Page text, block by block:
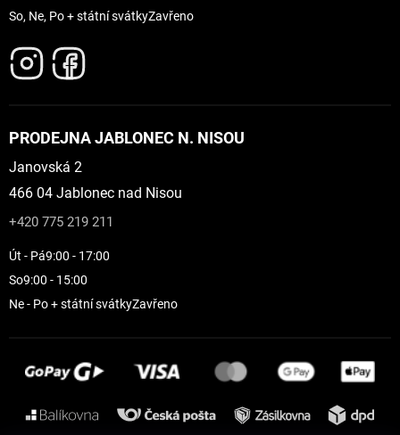
So, Ne, Po + státní svátkyZavřeno
PRODEJNA JABLONEC N. NISOU
Janovská 2
466 04 Jablonec nad Nisou
+420 775 219 211
Út - Pá9:00 - 17:00
So9:00 - 15:00
Ne - Po + státní svátkyZavřeno